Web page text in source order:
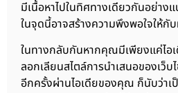
มีเนื้อหาไปในทิศทางเดียวกันอย่าง
ในจุดนี้อาจสร้างความพึงพอใจให้กั
ในทางกลับกันหากคุณมีเพียงแค่ไอ
ลอกเลียนสไตล์การนำเสนอของเว็บ
อีกครั้งผ่านไอเดียของคุณ ก็นับว่าเ